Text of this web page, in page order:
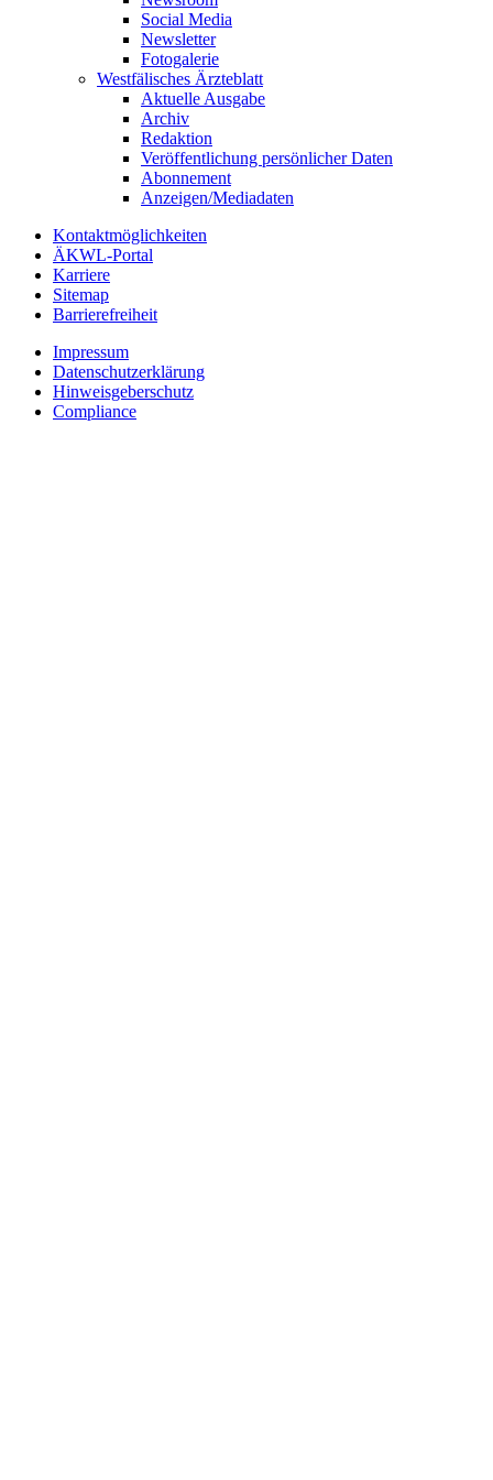
Social Media
Newsletter
Fotogalerie
Westfälisches Ärzteblatt
Aktuelle Ausgabe
Archiv
Redaktion
Veröffentlichung persönlicher Daten
Abonnement
Anzeigen/Mediadaten
Kontaktmöglichkeiten
ÄKWL-Portal
Karriere
Sitemap
Barrierefreiheit
Impressum
Datenschutzerklärung
Hinweisgeberschutz
Compliance